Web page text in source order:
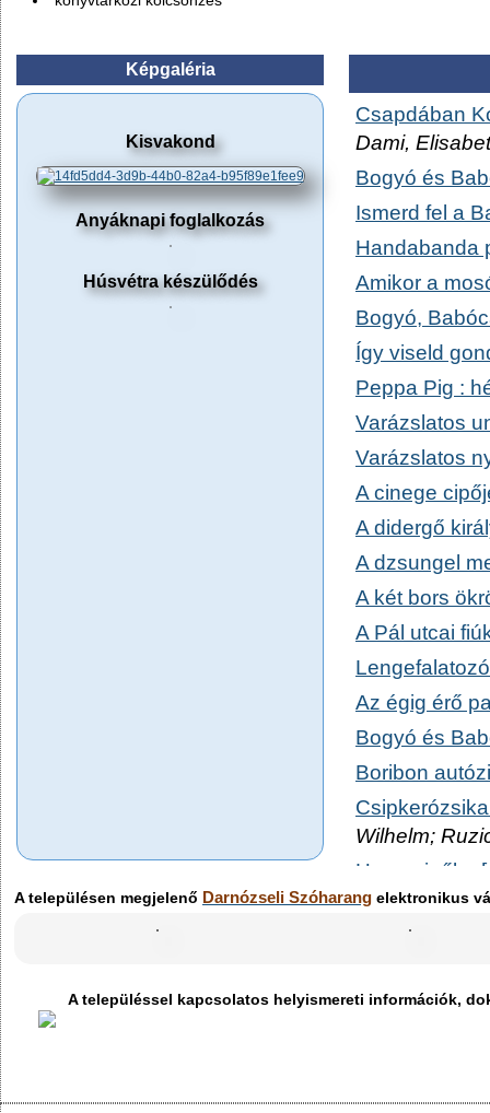
Képgaléria
Kisvakond
Anyáknapi foglalkozás
Húsvétra készülődés
Csapdában
Dami,
Bogyó és
Ismerd fel a
Handabanda
Amikor a
Bogyó,
Így viseld
Peppa Pig :
Varázslatos
Varázslatos
A cinege
A didergő
A dzsungel
A két bors
A Pál utcai
Lengefalatozó
Az égig érő
Bogyó és
Boribon
Wilhelm;
Hamupipőke
Wilhelm
Jancsi és
Lúdas Matyi
Gerzson és
A településen megjelenő Darnózseli Szóharang elektronikus
A településsel kapcsolatos helyismereti információk,